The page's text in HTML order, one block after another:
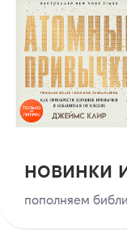
новинки
пополняем